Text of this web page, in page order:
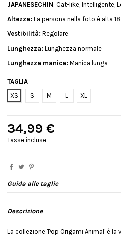
JAPANESECHIN: Cat-like, Intelligente,
Altezza: La persona nella foto è alta
Vestibilità: Regolare
Lunghezza: Lunghezza normale
Lunghezza manica: Manica lunga
TAGLIA
XS
S M L XL
34,99 €
Tasse incluse
Guida alle taglie
Descrizione
La collezione 'Pop Origami Animal' è